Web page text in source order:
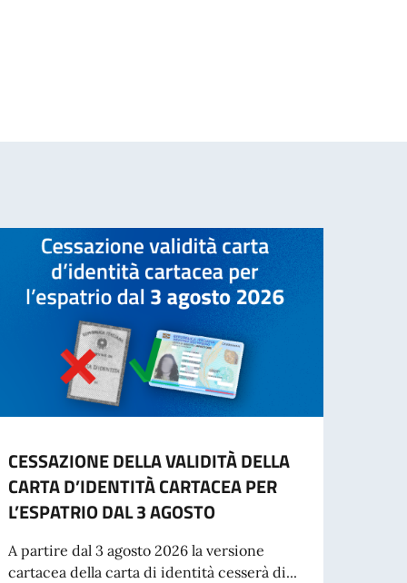
CESSAZIONE DELLA VALIDITÀ DELLA
CARTA D’IDENTITÀ CARTACEA PER
L’ESPATRIO DAL 3 AGOSTO
A partire dal 3 agosto 2026 la versione
cartacea della carta di identità cesserà di...